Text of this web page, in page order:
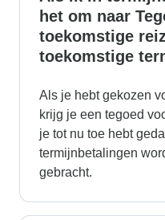
het om naar
toekomstige
toekomstige
Als je hebt gekozen
krijg je een tegoed
je tot nu toe hebt
termijnbetalingen
gebracht.